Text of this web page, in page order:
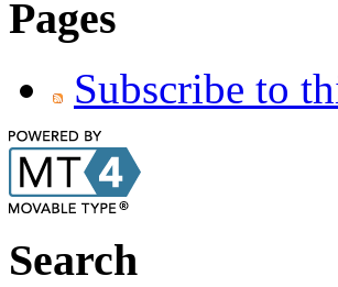
Pages
Subscribe to
Search